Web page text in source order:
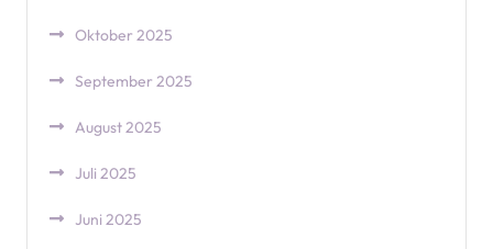
Oktober 2025
September 2025
August 2025
Juli 2025
Juni 2025